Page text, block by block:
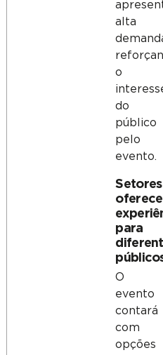
alta
o
do
público
pelo
evento.
Setores
para
O
evento
contará
com
opções